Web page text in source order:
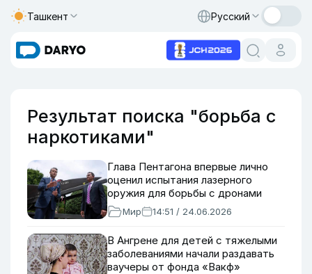
Ташкент Русский
Результат поиска "борьба с
наркотиками"
Глава Пентагона впервые лично
оценил испытания лазерного
оружия для борьбы с дронами
Мир 14:51 / 24.06.2026
В Ангрене для детей с тяжелыми
заболеваниями начали раздавать
ваучеры от фонда «Вакф»